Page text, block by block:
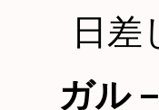
日差
ガル